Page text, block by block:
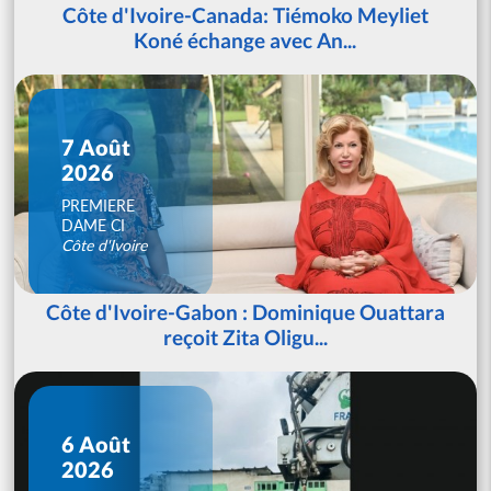
Côte d'Ivoire-Canada: Tiémoko Meyliet
Koné échange avec An...
7 Août
2026
PREMIERE
DAME CI
Côte d'Ivoire
Côte d'Ivoire-Gabon : Dominique Ouattara
reçoit Zita Oligu...
6 Août
2026